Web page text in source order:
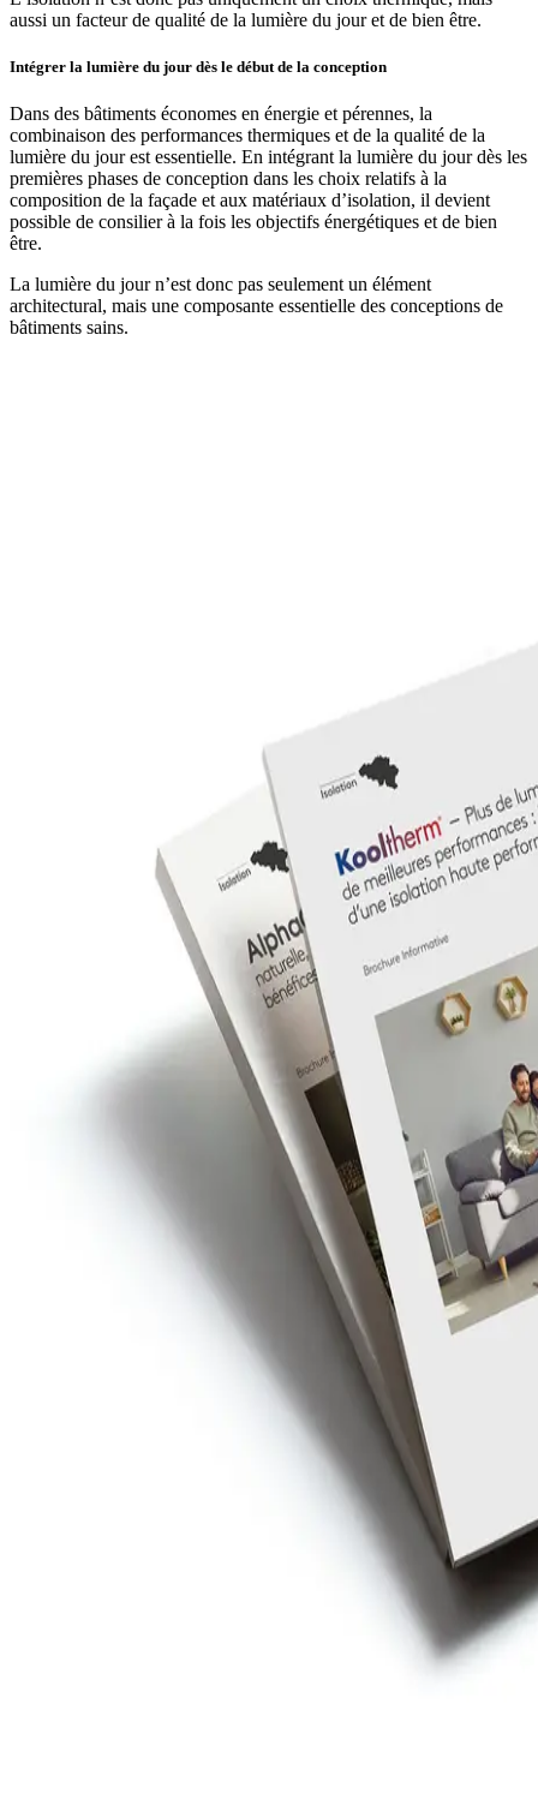
aussi un facteur de qualité de la lumière du jour et de bien être.
Intégrer la lumière du jour dès le début de la conception
Dans des bâtiments économes en énergie et pérennes, la
combinaison des performances thermiques et de la qualité de la
lumière du jour est essentielle. En intégrant la lumière du jour dès les
premières phases de conception dans les choix relatifs à la
composition de la façade et aux matériaux d’isolation, il devient
possible de consilier à la fois les objectifs énergétiques et de bien
être.
La lumière du jour n’est donc pas seulement un élément
architectural, mais une composante essentielle des conceptions de
bâtiments sains.